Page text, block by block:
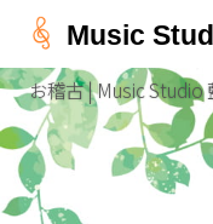
Music
お稽古 | Music Studio